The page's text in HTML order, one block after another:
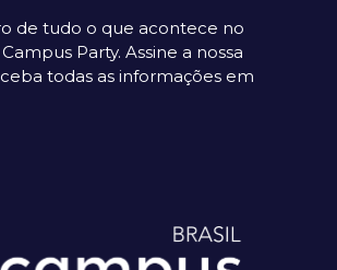
de tudo o que acontece no
Party. Assine a nossa
todas as informações em